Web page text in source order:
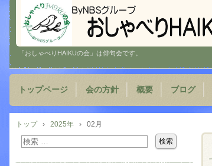
「おしゃべりHAIKUの会」は俳句会です。
トップページ 会の方針 概要 ブログ
トップ › 2025年 › 02月